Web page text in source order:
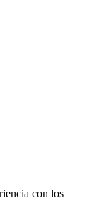
con los